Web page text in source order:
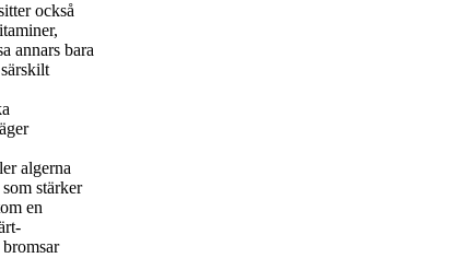
också
annars bara
algerna
stärker
en